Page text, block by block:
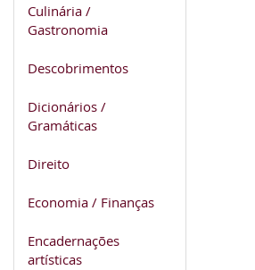
Culinária /
Gastronomia
Descobrimentos
Dicionários /
Gramáticas
Direito
Economia / Finanças
Encadernações
artísticas